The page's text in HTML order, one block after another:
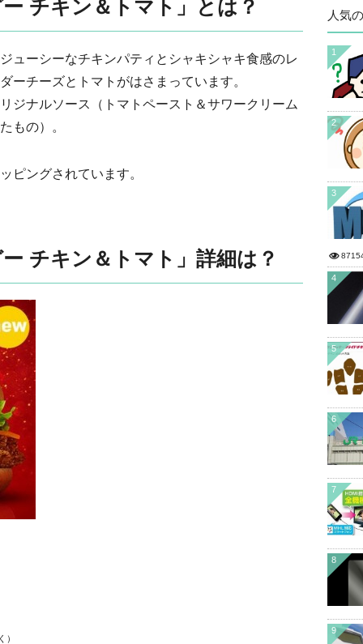
チキン＆トマト」とは？
ューシーなチキンパティとシャキシャキ食感のレ
ーチーズとトマトがはさまっています。
ジナルソース（トマトペースト＆サワークリーム
もの）。
ピングされています。
チキン＆トマト」詳細は？
）
人気
1
2
3
4
5
6
7
8
9